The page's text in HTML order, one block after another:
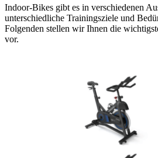
Indoor-Bikes gibt es in verschiedenen
unterschiedliche Trainingsziele und
Folgenden stellen wir Ihnen die
vor.